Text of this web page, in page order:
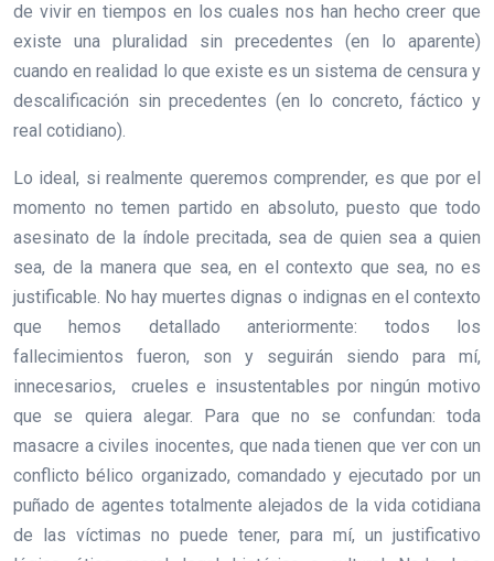
de vivir en tiempos en los cuales nos han hecho creer que
existe una pluralidad sin precedentes (en lo aparente)
cuando en realidad lo que existe es un sistema de censura y
descalificación sin precedentes (en lo concreto, fáctico y
real cotidiano).
Lo ideal, si realmente queremos comprender, es que por el
momento no temen partido en absoluto, puesto que todo
asesinato de la índole precitada, sea de quien sea a quien
sea, de la manera que sea, en el contexto que sea, no es
justificable. No hay muertes dignas o indignas en el contexto
que hemos detallado anteriormente: todos los
fallecimientos fueron, son y seguirán siendo para mí,
innecesarios, crueles e insustentables por ningún motivo
que se quiera alegar. Para que no se confundan: toda
masacre a civiles inocentes, que nada tienen que ver con un
conflicto bélico organizado, comandado y ejecutado por un
puñado de agentes totalmente alejados de la vida cotidiana
de las víctimas no puede tener, para mí, un justificativo